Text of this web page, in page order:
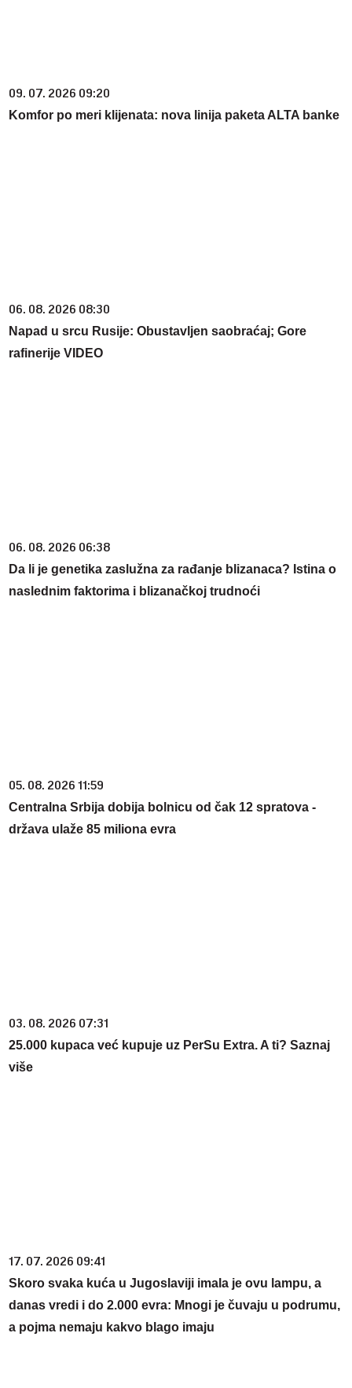
09. 07. 2026 09:20
Komfor po meri klijenata: nova linija paketa ALTA banke
06. 08. 2026 08:30
Napad u srcu Rusije: Obustavljen saobraćaj; Gore
rafinerije VIDEO
06. 08. 2026 06:38
Da li je genetika zaslužna za rađanje blizanaca? Istina o
naslednim faktorima i blizanačkoj trudnoći
05. 08. 2026 11:59
Centralna Srbija dobija bolnicu od čak 12 spratova -
država ulaže 85 miliona evra
03. 08. 2026 07:31
25.000 kupaca već kupuje uz PerSu Extra. A ti? Saznaj
više
17. 07. 2026 09:41
Skoro svaka kuća u Jugoslaviji imala je ovu lampu, a
danas vredi i do 2.000 evra: Mnogi je čuvaju u podrumu,
a pojma nemaju kakvo blago imaju